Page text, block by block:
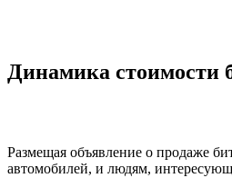
Динамика стоимости
Размещая объявление о продаже
автомобилей, и людям,